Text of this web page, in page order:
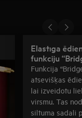
Elastīga
funkciju
Funkcija
atsevišķas
lai izveidotu
virsmu. Tas
siltuma sadali